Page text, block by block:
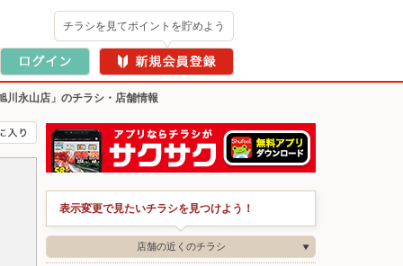
チラシを見てポイントを貯めよう
川永山店」のチラシ・店舗情報
表示変更で見たいチラシを見つけよう！
店舗の近くのチラシ